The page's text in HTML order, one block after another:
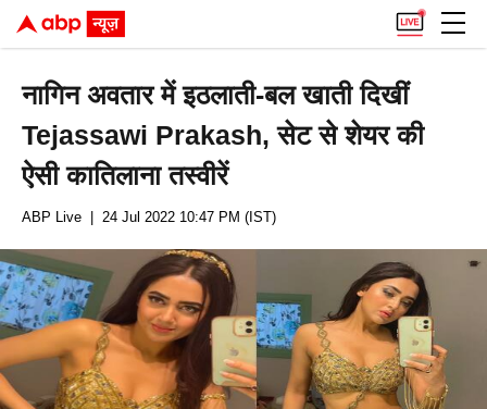
नागिन अवतार में इठलाती-बल खाती दिखीं
Tejassawi Prakash, सेट से शेयर की
ऐसी कातिलाना तस्वीरें
ABP Live | 24 Jul 2022 10:47 PM (IST)